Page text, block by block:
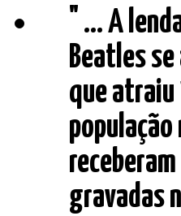
" ... A
Beatles
que atraiu
gravadas